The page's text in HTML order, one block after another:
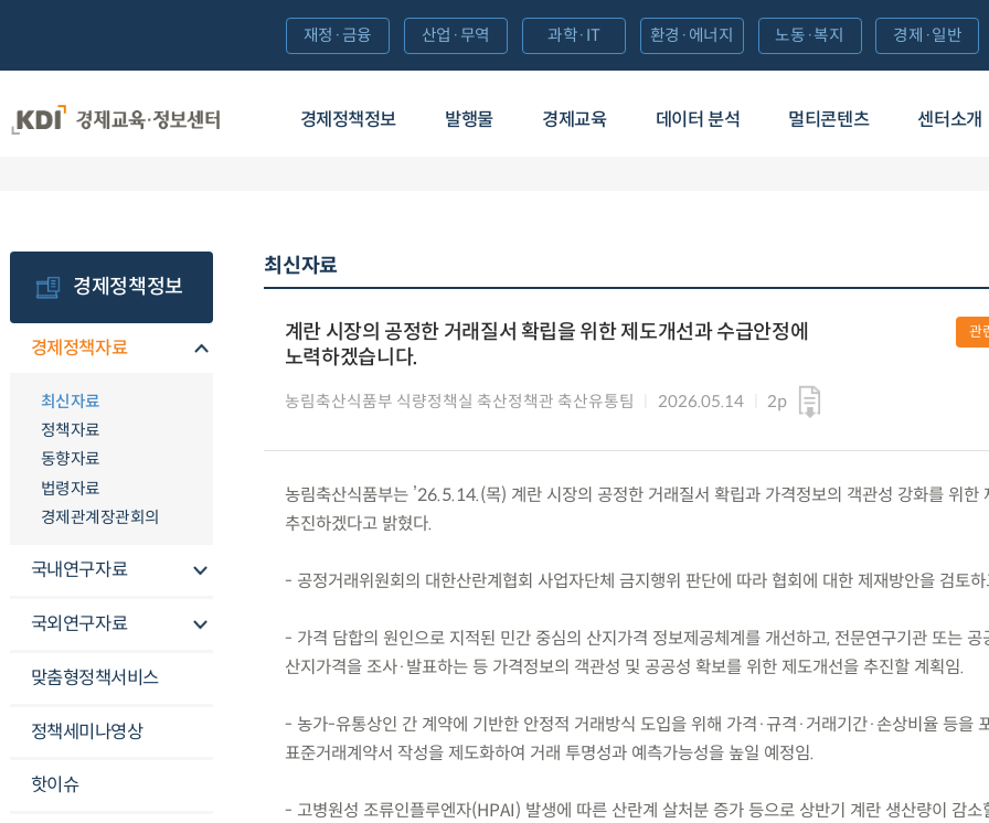
경제정책정보 발행물 경제교육 데이터 분석 멀티콘텐츠 센터소개
재정·금융 산업·무역 과학·IT 환경·에너지 노동·복지 경제·일반
경제정책정보
경제정책자료
최신자료
정책자료
동향자료
법령자료
경제관계장관회의
국내연구자료
국외연구자료
맞춤형정책서비스
정책세미나영상
핫이슈
최신자료
계란 시장의 공정한 거래질서 확립을 위한 제도개선과 수급안정에
노력하겠습니다.
농림축산식품부 식량정책실 축산정책관 축산유통팀 2026.05.14 2p
관
농림축산식품부는 ’26.5.14.(목) 계란 시장의 공정한 거래질서 확립과 가격정보의 객관성 강화를 위한
추진하겠다고 밝혔다.
- 공정거래위원회의 대한산란계협회 사업자단체 금지행위 판단에 따라 협회에 대한 제재방안을 검토하
- 가격 담합의 원인으로 지적된 민간 중심의 산지가격 정보제공체계를 개선하고, 전문연구기관 또는 공
산지가격을 조사·발표하는 등 가격정보의 객관성 및 공공성 확보를 위한 제도개선을 추진할 계획임.
- 농가-유통상인 간 계약에 기반한 안정적 거래방식 도입을 위해 가격·규격·거래기간·손상비율 등을
표준거래계약서 작성을 제도화하여 거래 투명성과 예측가능성을 높일 예정임.
- 고병원성 조류인플루엔자(HPAI) 발생에 따른 산란계 살처분 증가 등으로 상반기 계란 생산량이 감소